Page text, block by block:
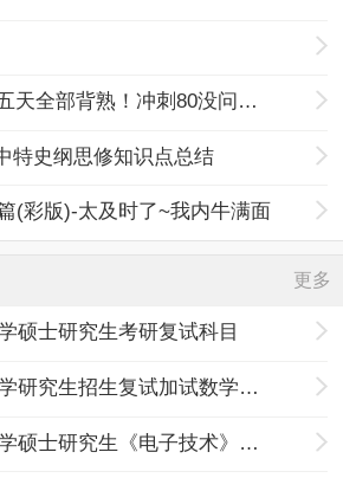
最强政治结构图！五天全部背熟！冲刺80没问题！
特史纲思修知识点总结
(彩版)-太及时了~我内牛满面
更多
硕士研究生考研复试科目
2020年天津城建大学研究生招生复试加试数学考试大纲
2020年天津城建大学硕士研究生《电子技术》复试笔试科目考试大纲